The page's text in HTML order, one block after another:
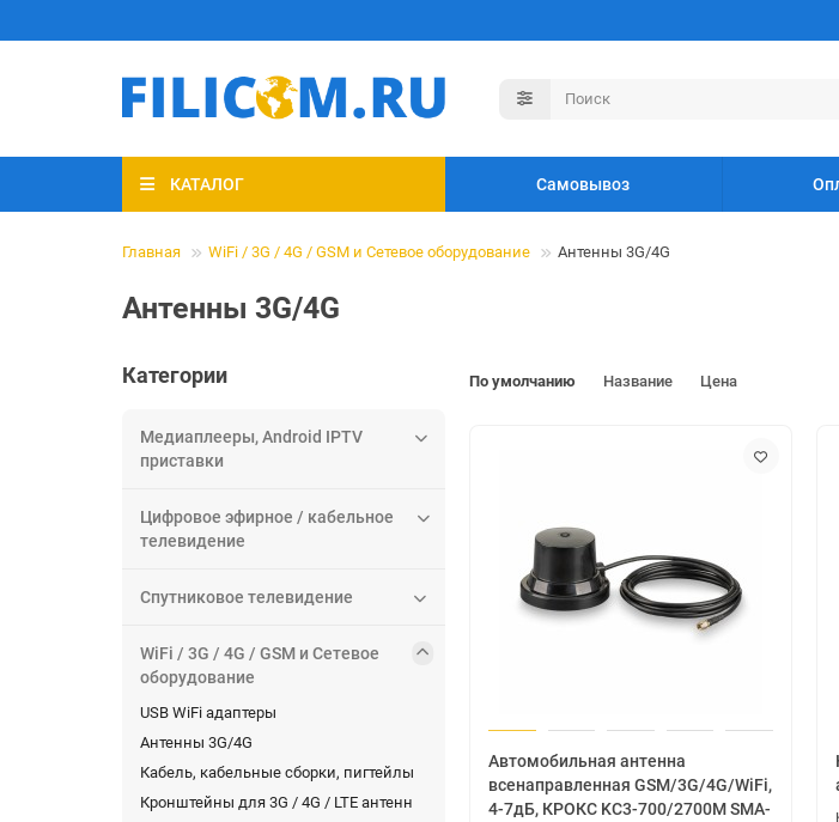
КАТАЛОГ Самовывоз
Главная WiFi / 3G / 4G / GSM и Сетевое оборудование Антенны 3G/4G
Антенны 3G/4G
Категории
Медиаплееры, Android IPTV
приставки
Цифровое эфирное / кабельное
телевидение
Спутниковое телевидение
WiFi / 3G / 4G / GSM и Сетевое
оборудование
USB WiFi адаптеры
Антенны 3G/4G
Кабель, кабельные сборки, пигтейлы
Кронштейны для 3G / 4G / LTE антенн
По умолчанию Название Цена
Автомобильная антенна
всенаправленная GSM/3G/4G/WiFi,
4-7дБ, КРОКС KC3-700/2700M SMA-